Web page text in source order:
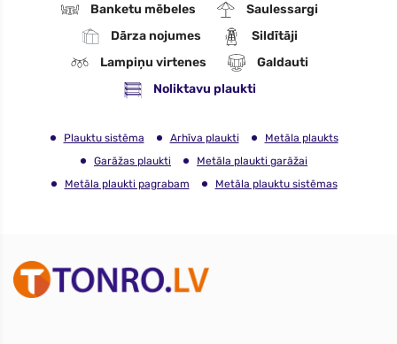
Banketu mēbeles
Saulessargi
Dārza nojumes
Sildītāji
Lampiņu virtenes
Galdauti
Noliktavu plaukti
Plauktu sistēma Arhīva plaukti
Metāla plaukts
Garāžas plaukti
Metāla plaukti garāžai
Metāla plaukti pagrabam
Metāla plauktu sistēmas